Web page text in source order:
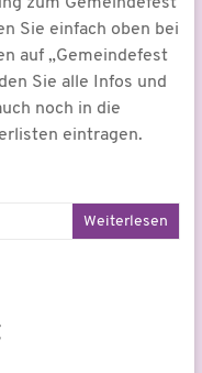
Sie einfach oben bei
auf „Gemeindefest
Sie alle Infos und
noch in die
eintragen.
Weiterlesen